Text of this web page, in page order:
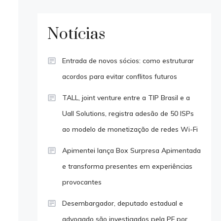
Notícias
Entrada de novos sócios: como estruturar
acordos para evitar conflitos futuros
TALL, joint venture entre a TIP Brasil e a
Uall Solutions, registra adesão de 50 ISPs
ao modelo de monetização de redes Wi-Fi
Apimentei lança Box Surpresa Apimentada
e transforma presentes em experiências
provocantes
Desembargador, deputado estadual e
advogado são investigados pela PF por